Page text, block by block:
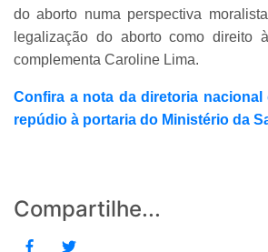
do aborto numa perspectiva
legalização do aborto como direito
complementa Caroline Lima.
Confira a nota da diretoria nacional
repúdio à portaria do Ministério da
Compartilhe...